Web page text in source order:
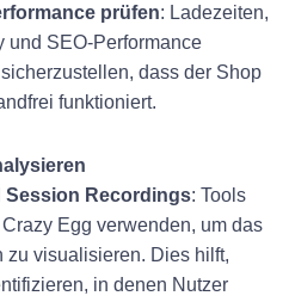
prüfen: Ladezeiten,
und SEO-Performance
dass der Shop
funktioniert.
Session Recordings: Tools
Egg verwenden, um das
zu visualisieren. Dies hilft,
in denen Nutzer